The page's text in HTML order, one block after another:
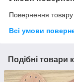
Повернення
Всі умови
Подібні товари